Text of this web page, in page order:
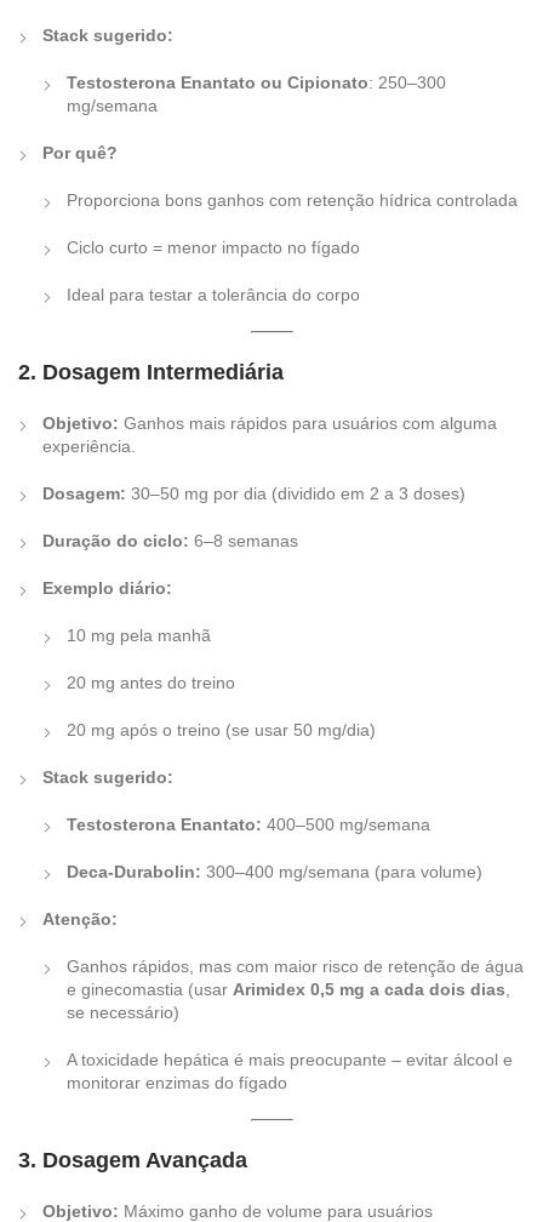
Stack sugerido:
Testosterona Enantato ou Cipionato: 250–300
mg/semana
Por quê?
Proporciona bons ganhos com retenção hídrica controlada
Ciclo curto = menor impacto no fígado
Ideal para testar a tolerância do corpo
2. Dosagem Intermediária
Objetivo: Ganhos mais rápidos para usuários com alguma
experiência.
Dosagem: 30–50 mg por dia (dividido em 2 a 3 doses)
Duração do ciclo: 6–8 semanas
Exemplo diário:
10 mg pela manhã
20 mg antes do treino
20 mg após o treino (se usar 50 mg/dia)
Stack sugerido:
Testosterona Enantato: 400–500 mg/semana
Deca-Durabolin: 300–400 mg/semana (para volume)
Atenção:
Ganhos rápidos, mas com maior risco de retenção de água
e ginecomastia (usar Arimidex 0,5 mg a cada dois dias
se necessário)
A toxicidade hepática é mais preocupante – evitar álcool e
monitorar enzimas do fígado
3. Dosagem Avançada
Objetivo: Máximo ganho de volume para usuários